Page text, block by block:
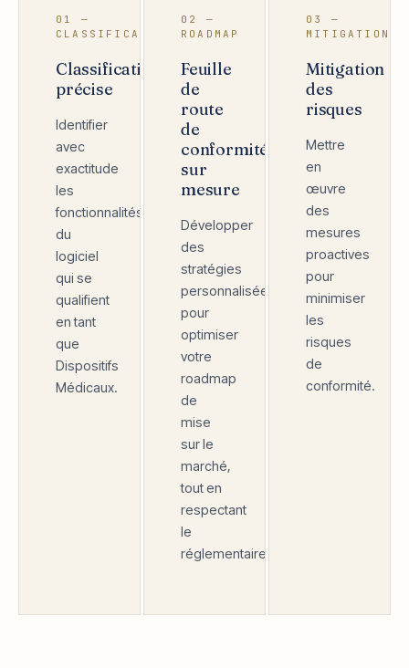
01 —
CLASSIFICATION
Classification
précise
Identifier
avec
exactitude
les
fonctionnalités
du
logiciel
qui se
qualifient
en tant
que
Dispositifs
Médicaux.
02 —
ROADMAP
Feuille
de
route
de
conformité
sur
mesure
Développer
des
stratégies
personnalisées
pour
optimiser
votre
roadmap
de
mise
sur le
marché,
tout en
respectant
le
réglementaire.
03 —
MITIGATION
Mitigation
des
risques
Mettre
en
œuvre
des
mesures
proactives
pour
minimiser
les
risques
de
conformité.